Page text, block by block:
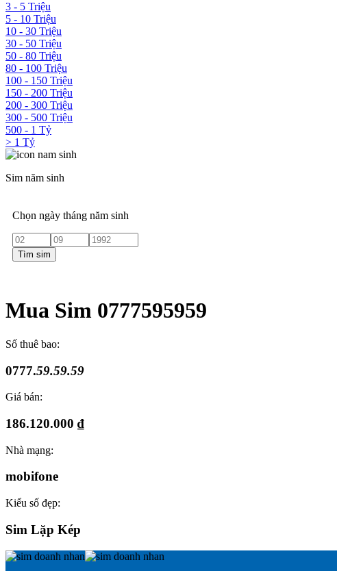
3 - 5 Triệu
5 - 10 Triệu
10 - 30 Triệu
30 - 50 Triệu
50 - 80 Triệu
80 - 100 Triệu
100 - 150 Triệu
150 - 200 Triệu
200 - 300 Triệu
300 - 500 Triệu
500 - 1 Tỷ
> 1 Tỷ
Sim năm sinh
Chọn ngày tháng năm sinh
Tìm sim
Mua Sim 0777595959
Số thuê bao:
0777.59.59.59
Giá bán:
186.120.000 ₫
Nhà mạng:
mobifone
Kiểu số đẹp:
Sim Lặp Kép